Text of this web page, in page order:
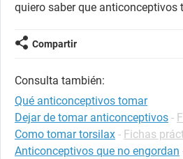
quiero saber que anticonceptivos
Compartir
Consulta también:
Qué anticonceptivos tomar
Dejar de tomar anticonceptivos -
Como tomar torsilax - Fichas
Anticonceptivos que no engordan